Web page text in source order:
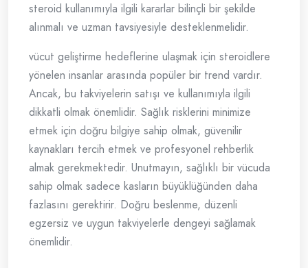
steroid kullanımıyla ilgili kararlar bilinçli bir şekilde
alınmalı ve uzman tavsiyesiyle desteklenmelidir.
vücut geliştirme hedeflerine ulaşmak için steroidlere
yönelen insanlar arasında popüler bir trend vardır.
Ancak, bu takviyelerin satışı ve kullanımıyla ilgili
dikkatli olmak önemlidir. Sağlık risklerini minimize
etmek için doğru bilgiye sahip olmak, güvenilir
kaynakları tercih etmek ve profesyonel rehberlik
almak gerekmektedir. Unutmayın, sağlıklı bir vücuda
sahip olmak sadece kasların büyüklüğünden daha
fazlasını gerektirir. Doğru beslenme, düzenli
egzersiz ve uygun takviyelerle dengeyi sağlamak
önemlidir.